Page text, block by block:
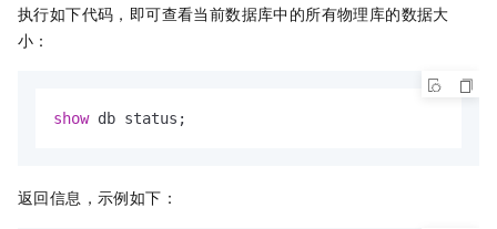
执行如下代码，即可查看当前数据库中的所有物理库的数据大
小：
show db status;
返回信息，示例如下：